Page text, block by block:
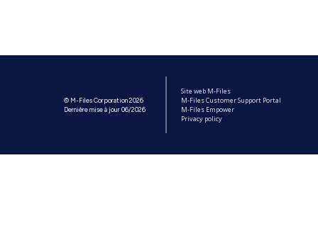
© M-Files Corporation 2026
Dernière mise à jour 06/2026
Site web M-Files
M-Files Customer Support Portal
M-Files Empower
Privacy policy